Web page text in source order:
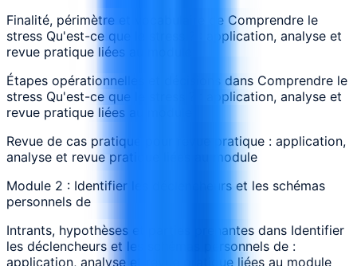
Finalité, périmètre et vocabulaire de Comprendre le
stress Qu'est-ce que le stress ? : application, analyse et
revue pratique liées au module
Étapes opérationnelles et décisions dans Comprendre le
stress Qu'est-ce que le stress ? : application, analyse et
revue pratique liées au module
Revue de cas pratique pour revue pratique : application,
analyse et revue pratique liées au module
Module 2 : Identifier les déclencheurs et les schémas
personnels de
Intrants, hypothèses et parties prenantes dans Identifier
les déclencheurs et les schémas personnels de :
application, analyse et revue pratique liées au module